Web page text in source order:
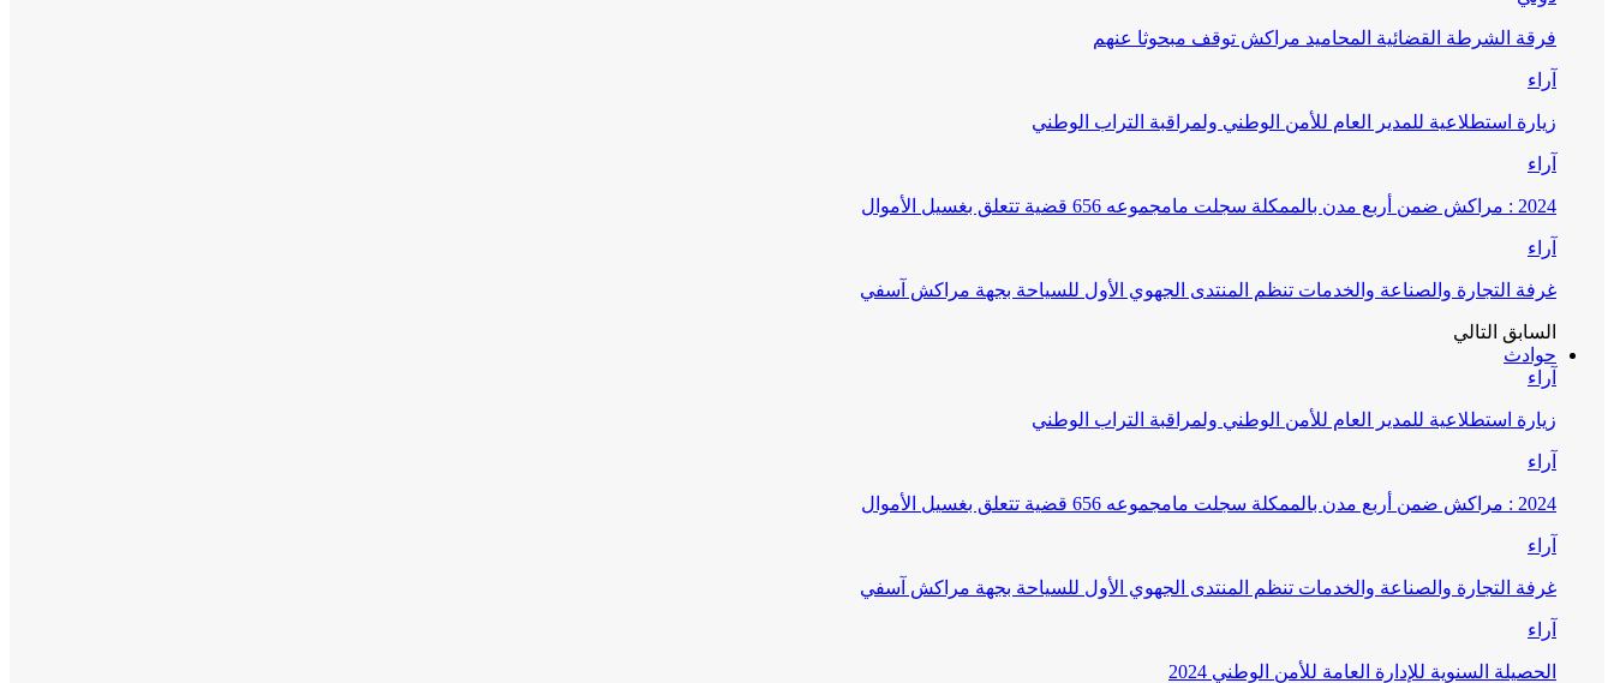
فرقة الشرطة القضائية المحاميد مراكش توقف مبحوثا عنهم
آراء
زيارة استطلاعية للمدير العام للأمن الوطني ولمراقبة التراب الوطني
آراء
2024 : مراكش ضمن أربع مدن بالممكلة سجلت مامجموعه 656 قضية تتعلق بغسيل الأموال
آراء
غرفة التجارة والصناعة والخدمات تنظم المنتدى الجهوي الأول للسياحة بجهة مراكش آسفي
السابق التالي
حوادث
آراء
زيارة استطلاعية للمدير العام للأمن الوطني ولمراقبة التراب الوطني
آراء
2024 : مراكش ضمن أربع مدن بالممكلة سجلت مامجموعه 656 قضية تتعلق بغسيل الأموال
آراء
غرفة التجارة والصناعة والخدمات تنظم المنتدى الجهوي الأول للسياحة بجهة مراكش آسفي
آراء
الحصيلة السنوية للإدارة العامة للأمن الوطني 2024